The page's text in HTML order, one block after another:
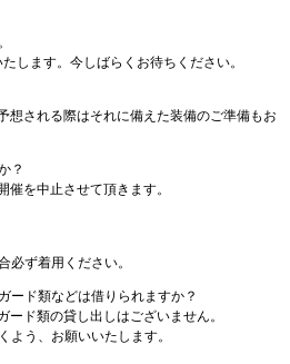
します。今しばらくお待ちください。
想される際はそれに備えた装備のご準備もお
？
を中止させて頂きます。
必ず着用ください。
ード類などは借りられますか？
ド類の貸し出しはございません。
よう、お願いいたします。